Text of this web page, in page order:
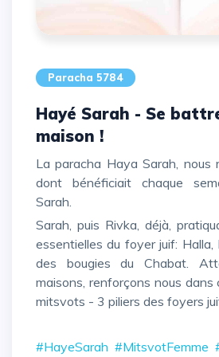
Paracha 5784
Hayé Sarah - Se battre pour sa
maison !
La paracha Haya Sarah, nous relate les miracles
dont bénéficiait chaque
Sarah.
Sarah, puis Rivka, déjà, pratiquaient 3 Mitsvotes
essentielles du foyer juif: Halla,
des bougies du Chabat.
maisons, renforçons nous dans
mitsvots - 3 piliers des foyers
#HayeSarah #MitsvotFemme